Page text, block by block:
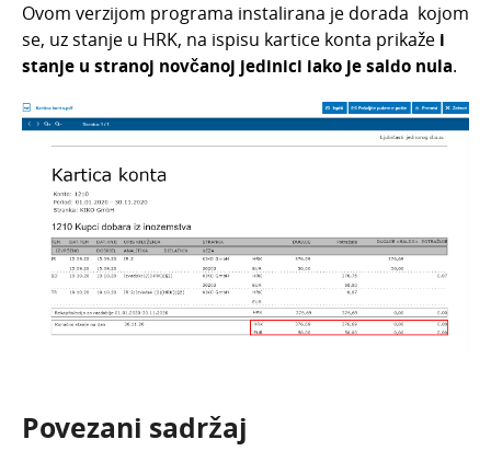
Kako instalirati novu verziju programa?
Opća Uredba o zaštiti osobnih podataka - GDPR
Minimax i euro: prilagodba programskih
funkcionalnosti prelasku na euro
Porezna reforma 2024. u Minimaxu: prilagodba
Arhiva
Odjel za brze dorade - novost u Minimaxu
Siječanj 2024.
Prosinac 2023.
Studeni 2023.
Prosinac 2024.
Ovom verzijom programa instalirana je dorada kojom
se, uz stanje u HRK, na ispisu kartice konta prikaže i
stanje u stranoj novčanoj jedinici iako je saldo nula.
Povezani sadržaj